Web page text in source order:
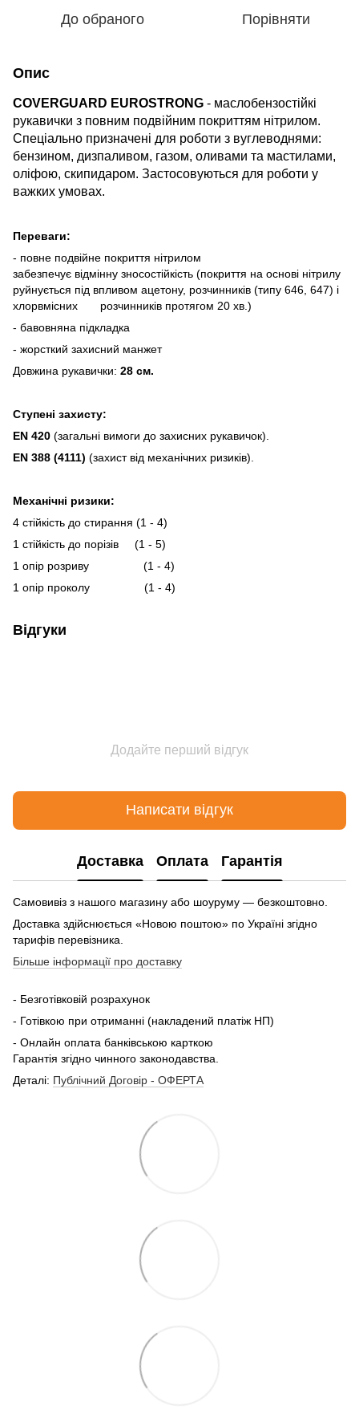
До обраного Порівняти
Опис
COVERGUARD EUROSTRONG - маслобензостійкі
рукавички з повним подвійним покриттям нітрилом.
Спеціально призначені для роботи з вуглеводнями:
бензином, дизпаливом, газом, оливами та мастилами,
оліфою, скипидаром. Застосовуються для роботи у
важких умовах.
Переваги:
- повне подвійне покриття нітрилом
забезпечує відмінну зносостійкість (покриття на основі нітрилу
руйнується під впливом ацетону, розчинників (типу 646, 647) і
хлорвмісних розчинників протягом 20 хв.)
- бавовняна підкладка
- жорсткий захисний манжет
Довжина рукавички: 28 см.
Ступені захисту:
EN 420 (загальні вимоги до захисних рукавичок).
EN 388 (4111) (захист від механічних ризиків).
Механічні ризики:
4 стійкість до стирання (1 - 4)
1 стійкість до порізів (1 - 5)
1 опір розриву (1 - 4)
1 опір проколу (1 - 4)
Відгуки
Додайте перший відгук
Написати відгук
Доставка Оплата Гарантія
Самовивіз з нашого магазину або шоуруму — безкоштовно.
Доставка здійснюється «Новою поштою» по Україні згідно
тарифів перевізника.
Більше інформації про доставку
- Безготівковій розрахунок
- Готівкою при отриманні (накладений платіж НП)
- Онлайн оплата банківською карткою
Гарантія згідно чинного законодавства.
Деталі: Публічний Договір - ОФЕРТА